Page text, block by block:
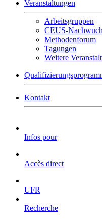
Veranstaltungen
Arbeitsgruppen
CEUS-
Methodenforum
Tagungen
Weitere
Kontakt
Infos pour
Accès direct
UFR
Recherche